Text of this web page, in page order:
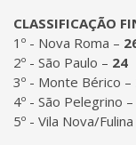
CLASSIFICAÇÃO
1º - Nova Roma –
2º - São Paulo – 24
3º - Monte Bérico –
4º - São Pelegrino –
5º - Vila Nova/Fulina